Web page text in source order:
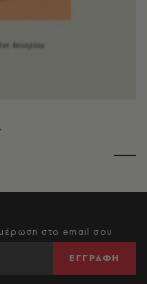
στο email σου
ΕΓΓΡΑΦΗ